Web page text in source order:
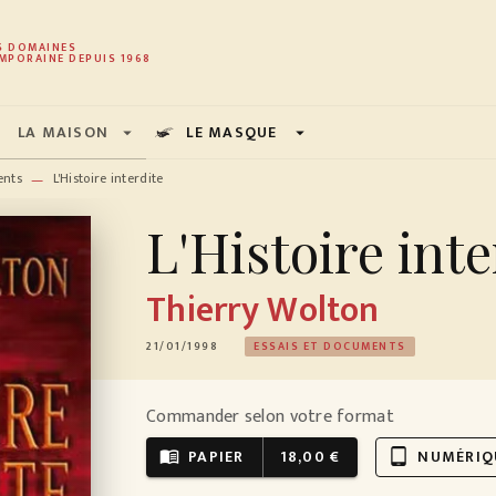
PIED DE PAGE
DOMAINES
DEPUIS 1968
LA MAISON arrow_drop_down LE MASQUE arrow_drop_down
— L'Histoire interdite
L'Histoire
Thierry Wolton
21/01/1998 ESSAIS ET DOCUMENTS
Commander selon votre format
menu_book PAPIER 18,00 € tablet_android